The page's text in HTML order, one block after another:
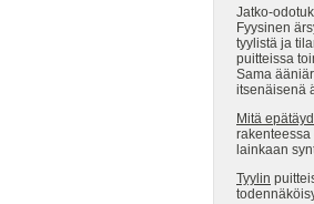
Jatko-
Fyysinen
tyylistä ja
puitteissa
Sama
itsenäisenä
Mitä
lainkaan
Tyylin